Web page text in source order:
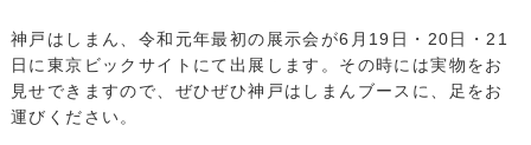
神戸はしまん、令和元年最初の展示会が6月19日・20日・21
日に東京ビックサイトにて出展します。その時には実物をお
見せできますので、ぜひぜひ神戸はしまんブースに、足をお
運びください。